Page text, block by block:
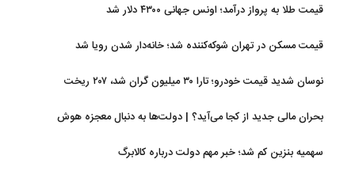
قیمت طلا به پرواز درآمد؛ اونس جهانی ۴۳۰۰ دلار شد
قیمت مسکن در تهران شوکه‌کننده شد؛ خانه‌دار شدن رویا شد
نوسان شدید قیمت خودرو؛ تارا ۳۰ میلیون گران شد، ۲۰۷ ریخت
بحران مالی جدید از کجا می‌آید؟ | دولت‌ها به دنبال معجزه هوش
سهمیه بنزین کم شد؛ خبر مهم دولت درباره کالابرگ